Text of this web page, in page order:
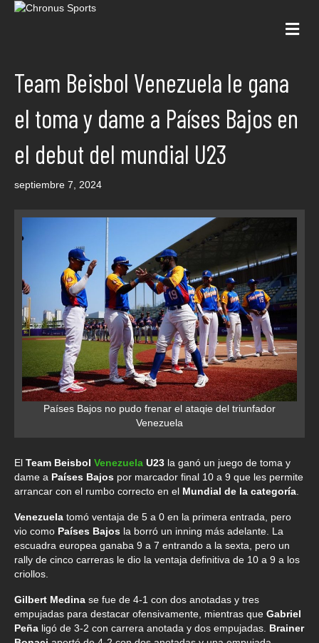
Team Beisbol Venezuela le gana
el toma y dame a Países Bajos en
el debut del mundial U23
septiembre 7, 2024
Países Bajos no pudo frenar el ataqie del triunfador
Venezuela
El Team Beisbol Venezuela U23 la ganó un juego de toma y
dame a Países Bajos por marcador final 10 a 9 que les permite
arrancar con el rumbo correcto en el Mundial de la categoría
Venezuela tomó ventaja de 5 a 0 en la primera entrada, pero
vio como Países Bajos la borró un inning más adelante. La
escuadra europea ganaba 9 a 7 entrando a la sexta, pero un
rally de cinco carreras le dio la ventaja definitiva de 10 a 9 a los
criollos.
Gilbert Medina se fue de 4-1 con dos anotadas y tres
empujadas para destacar ofensivamente, mientras que Gabriel
Peña ligó de 3-2 con carrera anotada y dos empujadas. Brainer